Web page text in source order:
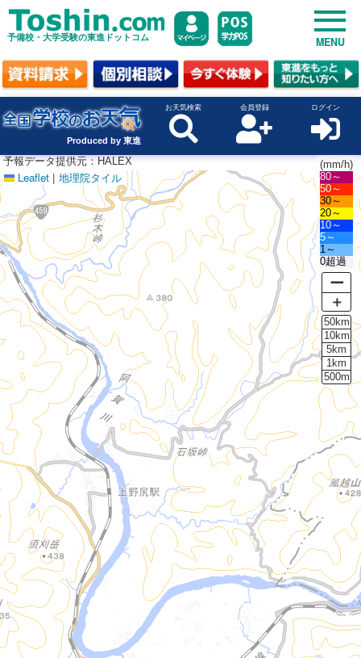
予備校・大学受験の東進ドットコム MENU
Produced by 東進
お天気検索 会員登録 ログイン
Leaflet | 地理院タイル
(mm/h)
80～
50～
30～
20～
10～
5～
1～
0超過
ー
＋
50km
10km
5km
1km
500m
予報データ提供元：HALEX